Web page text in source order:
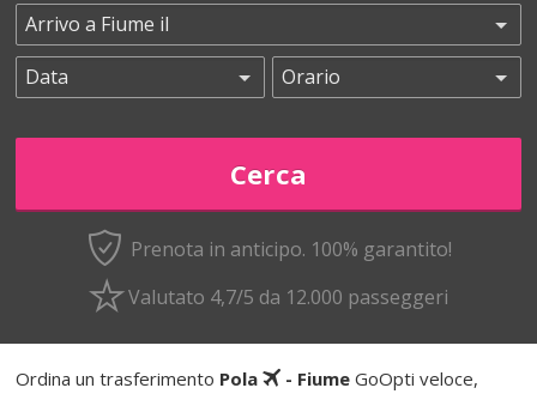
Prenota in anticipo. 100% garantito!
Valutato 4,7/5 da 12.000 passeggeri
Ordina un trasferimento Pola - Fiume GoOpti veloce,